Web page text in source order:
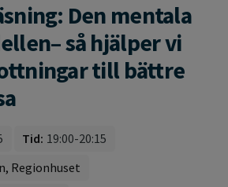
Den mentala
så hjälper vi
till bättre
Tid: 19:00-20:15
Regionhuset